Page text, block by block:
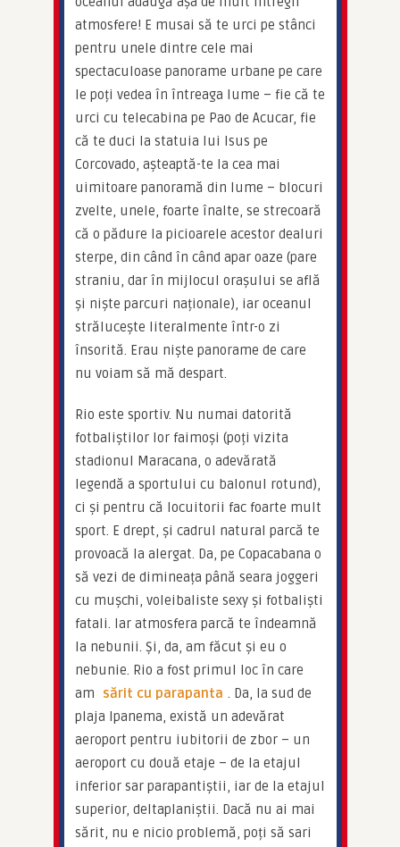
atmosfere! E musai să te urci pe stânci
pentru unele dintre cele mai
spectaculoase panorame urbane pe care
le poți vedea în întreaga lume – fie că te
urci cu telecabina pe Pao de Acucar, fie
că te duci la statuia lui Isus pe
Corcovado, așteaptă-te la cea mai
uimitoare panoramă din lume – blocuri
zvelte, unele, foarte înalte, se strecoară
că o pădure la picioarele acestor dealuri
sterpe, din când în când apar oaze (pare
straniu, dar în mijlocul orașului se află
și niște parcuri naționale), iar oceanul
strălucește literalmente într-o zi
însorită. Erau niște panorame de care
nu voiam să mă despart.
Rio este sportiv. Nu numai datorită
fotbaliștilor lor faimoși (poți vizita
stadionul Maracana, o adevărată
legendă a sportului cu balonul rotund),
ci și pentru că locuitorii fac foarte mult
sport. E drept, și cadrul natural parcă te
provoacă la alergat. Da, pe Copacabana o
să vezi de dimineața până seara joggeri
cu mușchi, voleibaliste sexy și fotbaliști
fatali. Iar atmosfera parcă te îndeamnă
la nebunii. Și, da, am făcut și eu o
nebunie. Rio a fost primul loc în care
am
sărit cu parapanta . Da, la sud de
plaja Ipanema, există un adevărat
aeroport pentru iubitorii de zbor – un
aeroport cu două etaje – de la etajul
inferior sar parapantiștii, iar de la etajul
superior, deltaplaniștii. Dacă nu ai mai
sărit, nu e nicio problemă, poți să sari